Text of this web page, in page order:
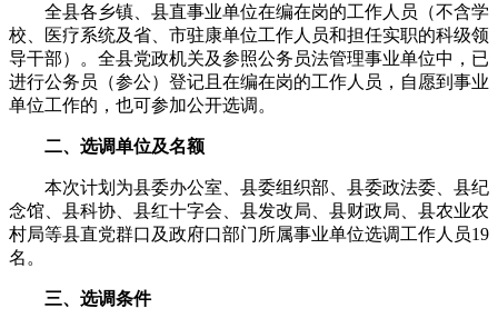
全县各乡镇、县直事业单位在编在岗的工作人员（不含学
校、医疗系统及省、市驻康单位工作人员和担任实职的科级领
导干部）。全县党政机关及参照公务员法管理事业单位中，已
进行公务员（参公）登记且在编在岗的工作人员，自愿到事业
单位工作的，也可参加公开选调。
二、选调单位及名额
本次计划为县委办公室、县委组织部、县委政法委、县纪
念馆、县科协、县红十字会、县发改局、县财政局、县农业农
村局等县直党群口及政府口部门所属事业单位选调工作人员19
名。
三、选调条件